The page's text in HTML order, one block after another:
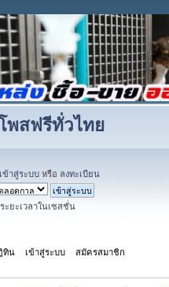
พสฟรีทั่วไทย
เข้าสู่ระบบ หรือ ลงทะเบียน
ะยะเวลาในเซสชั่น
ทิน เข้าสู่ระบบ สมัครสมาชิก